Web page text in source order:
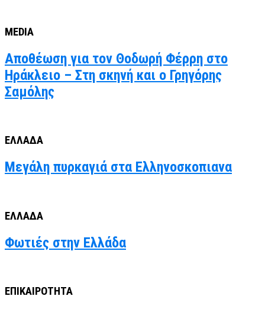
MEDIA
Αποθέωση για τον Θοδωρή Φέρρη στο
Ηράκλειο – Στη σκηνή και ο Γρηγόρης
Σαμόλης
ΕΛΛΑΔΑ
Μεγάλη πυρκαγιά στα Ελληνοσκοπιανα
ΕΛΛΑΔΑ
Φωτιές στην Ελλάδα
ΕΠΙΚΑΙΡΟΤΗΤΑ